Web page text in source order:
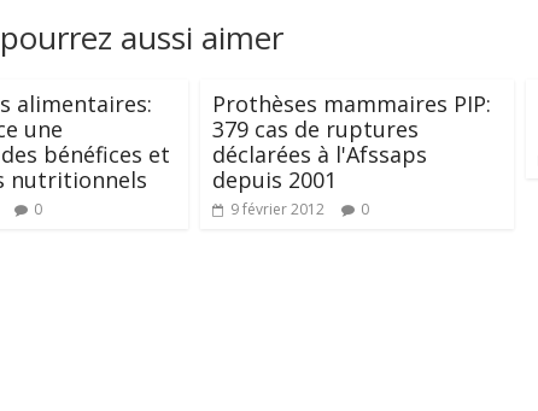
aussi aimer
alimentaires:
une
bénéfices et
nutritionnels
0
Prothèses mammaires PIP:
379 cas de ruptures
déclarées à l'Afssaps
depuis 2001
9 février 2012 0